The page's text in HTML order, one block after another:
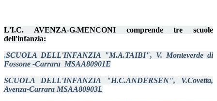
L'I.C. AVENZA-G.MENCONI comprende tre scuole
dell'infanzia:
.SCUOLA DELL'INFANZIA "M.A.TAIBI", V. Monteverde di
Fossone -Carrara MSAA80901E
SCUOLA DELL'INFANZIA "H.C.ANDERSEN", V.Covetta,
Avenza-Carrara MSAA80903L